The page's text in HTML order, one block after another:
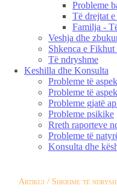
Probleme
Të drejtat
Familja -
Veshja dhe
Shkenca e
Të ndryshme
Keshilla dhe Konsulta
Probleme të
Probleme të
Probleme gjatë
Probleme psikike
Rreth raporteve
Probleme të
Konsulta dhe
Artikuj / Shkrime të